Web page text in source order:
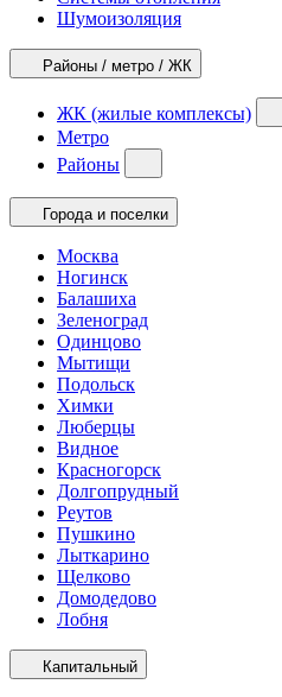
Шумоизоляция
Районы / метро / ЖК
ЖК (жилые комплексы)
Метро
Районы
Города и поселки
Москва
Ногинск
Балашиха
Зеленоград
Одинцово
Мытищи
Подольск
Химки
Люберцы
Видное
Красногорск
Долгопрудный
Реутов
Пушкино
Лыткарино
Щелково
Домодедово
Лобня
Капитальный